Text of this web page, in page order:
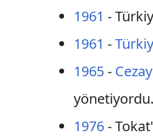
1961 -
1961 -
1965-
yönetiyordu.
1976-